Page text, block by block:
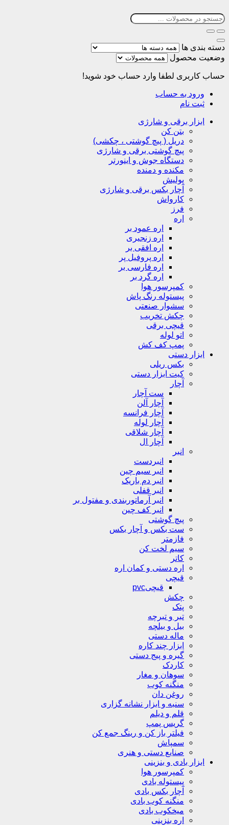
دسته بندی ها
وضعیت محصول
حساب کاربری لطفا وارد حساب خود شوید!
ورود به حساب
ثبت نام
ابزار برقی و شارژی
بتن کن
دریل ( پیچ گوشتی ، چکشی)
پیچ گوشتی برقی و شارژی
دستگاه جوش و اینورتر
مکنده و دمنده
پولیش
آچار بکس برقی و شارژی
کارواش
فرز
اره
اره عمود بر
اره زنجیری
اره افقی بر
اره پروفیل پر
اره فارسی بر
اره گرد بر
کمپرسور هوا
پیستوله رنگ پاش
سشوار صنعتی
چکش تخریب
قیچی برقی
اتو لوله
پمپ کف کش
ابزار دستی
بکس ریلی
کیت ابزار دستی
آچار
ست آچار
آچار آلن
آچار فرانسه
آچار لوله
آچار شلاقی
آچار ال
انبر
انبردست
انبر سیم چین
انبر دم باریک
انبر قفلی
انبر آرماتوربندی و مفتول بر
انبر کف چین
پیچ گوشتی
ست بکس و آچار بکس
فازمتر
سیم لخت کن
کاتر
اره دستی و کمان اره
قیچی
قیچیpvc
چکش
پتک
تبر و تبرچه
بیل و بیلچه
ماله دستی
ابزار چند کاره
گیره و پیج دستی
کاردک
سوهان و مغار
منگنه کوب
روغن دان
سنبه و ابزار نشانه گزاری
قلم و دیلم
گریس پمپ
فیلتر باز کن و رینگ جمع کن
سمپاش
صنایع دستی و هنری
ابزار بادی و بنزینی
کمپرسور هوا
پیستوله بادی
آچار بکس بادی
منگنه کوب بادی
میخکوب بادی
اره بنزینی